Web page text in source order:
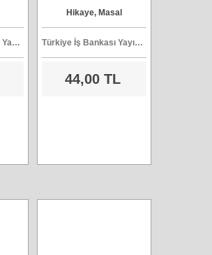
Milli Eğitim Bakanlığı Yayınları
Hikaye, Masal
Türkiye İş Bankası Yayınları
44,00 TL